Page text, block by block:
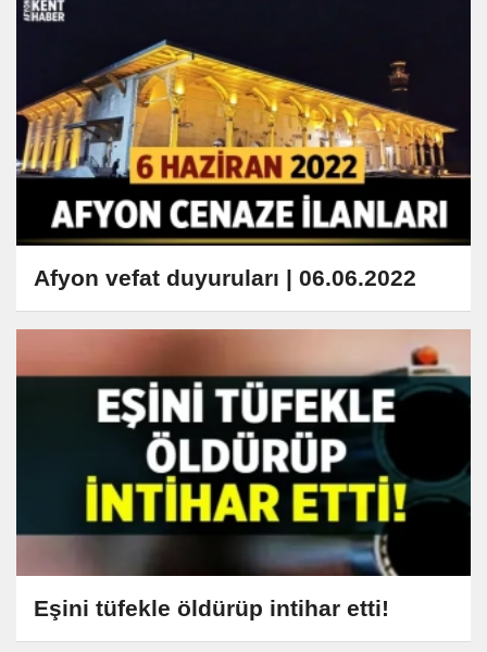
Afyon vefat duyuruları | 06.06.2022
Eşini tüfekle öldürüp intihar etti!